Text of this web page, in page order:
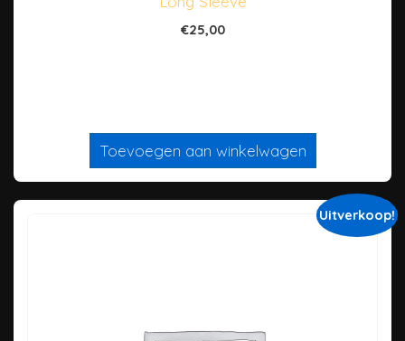
€25,00
Toevoegen aan winkelwagen
Uitverkoop!